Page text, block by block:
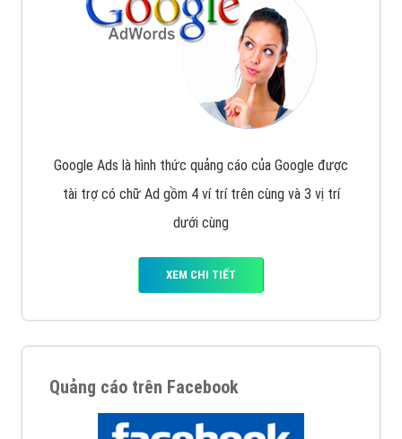
Google Ads là hình thức quảng cáo của Google được
tài trợ có chữ Ad gồm 4 ví trí trên cùng và 3 vị trí
dưới cùng
XEM CHI TIẾT
Quảng cáo trên Facebook